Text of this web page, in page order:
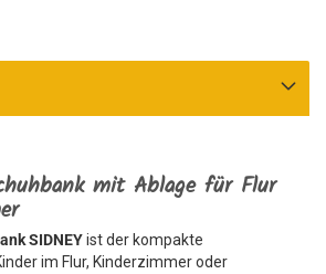
mit Ablage für Flur
SIDNEYist der kompakte
im Flur, Kinderzimmer oder